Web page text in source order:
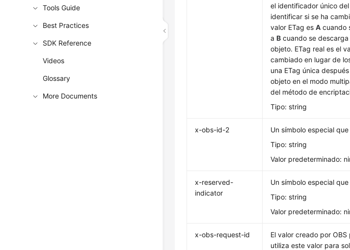
Tools Guide
Best Practices
SDK Reference
Videos
Glossary
More Documents
el identificador único
identificar si se ha
valor ETag esA cuando
aB cuando se
objeto. ETag real es el
cambiado en lugar de
una ETag única
objeto en el modo
del método de
Tipo: string
x-obs-id-2
Un símbolo especial
Tipo: string
Valor predeterminado:
x-reserved-
indicator
Un símbolo especial
Tipo: string
Valor predeterminado:
x-obs-request-id
El valor creado por
utiliza este valor para